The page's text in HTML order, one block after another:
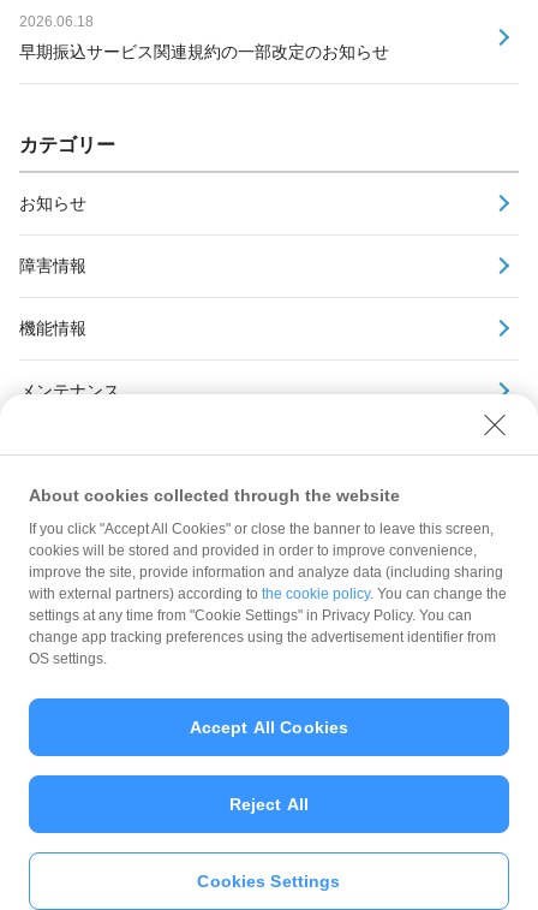
2026.06.18
早期振込サービス関連規約の一部改定のお知らせ
カテゴリー
お知らせ
障害情報
機能情報
メンテナンス
規約
ガイドライン
About cookies collected through the website
If you click "Accept All Cookies" or close the banner to leave this screen,
cookies will be stored and provided in order to improve convenience,
improve the site, provide information and analyze data (including sharing
with external partners) according to the cookie policy. You can change the
settings at any time from "Cookie Settings" in Privacy Policy. You can
change app tracking preferences using the advertisement identifier from
OS settings.
Cookies Settings
Reject All
Accept All Cookies